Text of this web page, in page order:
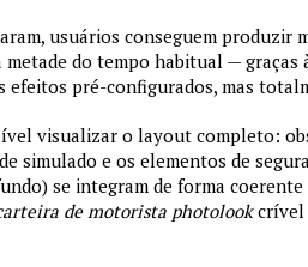
usuários conseguem produzir
metade do tempo habitual — graças
efeitos pré-configurados, mas
visualizar o layout completo:
simulado e os elementos de
se integram de forma
de motorista photolookcrível